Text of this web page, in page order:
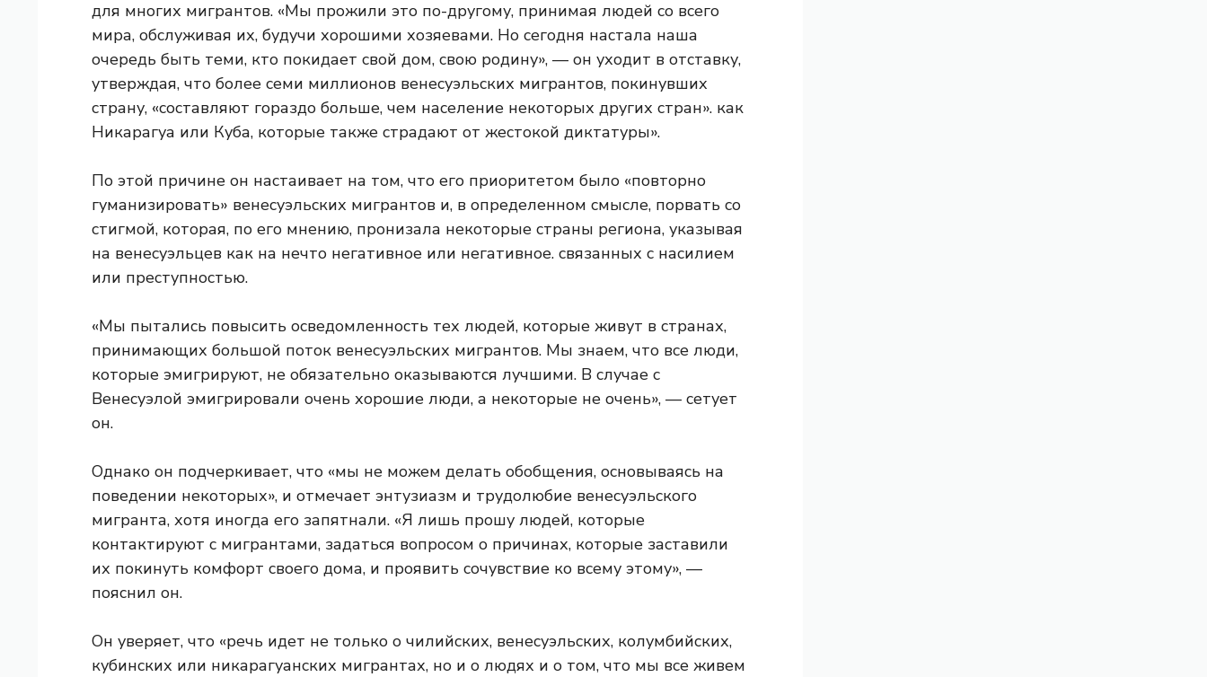
для многих мигрантов. «Мы прожили это по-другому, принимая людей со всего
мира, обслуживая их, будучи хорошими хозяевами. Но сегодня настала наша
очередь быть теми, кто покидает свой дом, свою родину», — он уходит в отставку,
утверждая, что более семи миллионов венесуэльских мигрантов, покинувших
страну, «составляют гораздо больше, чем население некоторых других стран». как
Никарагуа или Куба, которые также страдают от жестокой диктатуры».
По этой причине он настаивает на том, что его приоритетом было «повторно
гуманизировать» венесуэльских мигрантов и, в определенном смысле, порвать со
стигмой, которая, по его мнению, пронизала некоторые страны региона, указывая
на венесуэльцев как на нечто негативное или негативное. связанных с насилием
или преступностью.
«Мы пытались повысить осведомленность тех людей, которые живут в странах,
принимающих большой поток венесуэльских мигрантов. Мы знаем, что все люди,
которые эмигрируют, не обязательно оказываются лучшими. В случае с
Венесуэлой эмигрировали очень хорошие люди, а некоторые не очень», — сетует
он.
Однако он подчеркивает, что «мы не можем делать обобщения, основываясь на
поведении некоторых», и отмечает энтузиазм и трудолюбие венесуэльского
мигранта, хотя иногда его запятнали. «Я лишь прошу людей, которые
контактируют с мигрантами, задаться вопросом о причинах, которые заставили
их покинуть комфорт своего дома, и проявить сочувствие ко всему этому», —
пояснил он.
Он уверяет, что «речь идет не только о чилийских, венесуэльских, колумбийских,
кубинских или никарагуанских мигрантах, но и о людях и о том, что мы все живем